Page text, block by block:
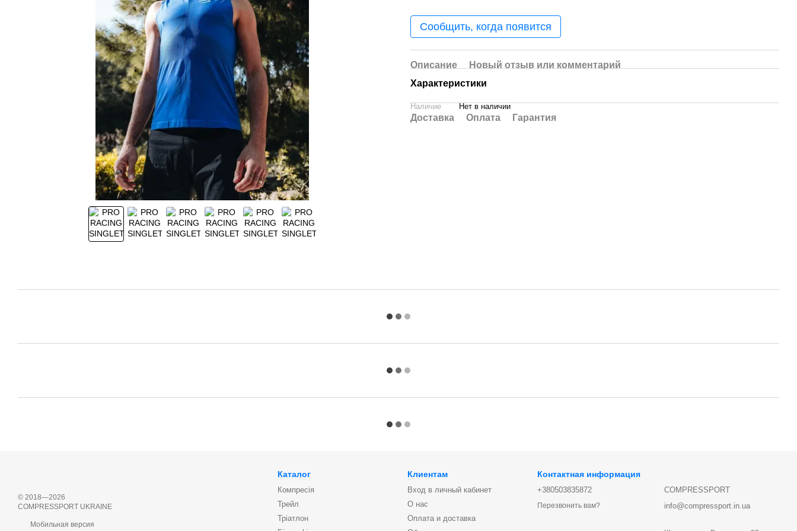
Сообщить, когда появится
Описание
Новый отзыв или комментарий
Характеристики
Наличие Нет в наличии
Доставка Оплата Гарантия
© 2018—2026
COMPRESSPORT UKRAINE
Мобильная версия
Каталог
Компресія
Трейл
Тріатлон
Клиентам
Вход в личный кабинет
О нас
Оплата и доставка
Контактная информация
+380503835872
Перезвонить вам?
COMPRESSPORT
info@compressport.in.ua